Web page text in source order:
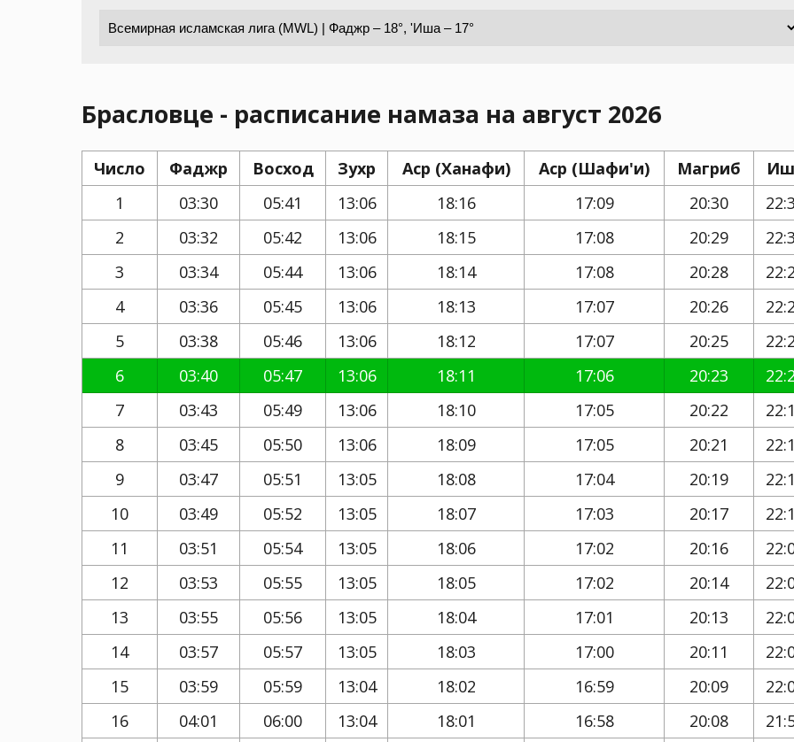
Брасловце - расписание намаза на август 2026
Число Фаджр Восход Зухр Аср (Ханафи) Аср (Шафи'и) Магриб
1
03:30 05:41 13:06 18:16 17:09 20:30
2
03:32 05:42 13:06 18:15 17:08 20:29
3
03:34 05:44 13:06 18:14 17:08 20:28
4
03:36 05:45 13:06 18:13 17:07 20:26
5
03:38 05:46 13:06 18:12 17:07 20:25
6
03:40 05:47 13:06 18:11 17:06 20:23
7
03:43 05:49 13:06 18:10 17:05 20:22
8
03:45 05:50 13:06 18:09 17:05 20:21
9
03:47 05:51 13:05 18:08 17:04 20:19
10
03:49 05:52 13:05 18:07 17:03 20:17
11
03:51 05:54 13:05 18:06 17:02 20:16
12
03:53 05:55 13:05 18:05 17:02 20:14
13
03:55 05:56 13:05 18:04 17:01 20:13
14
03:57 05:57 13:05 18:03 17:00 20:11
15
03:59 05:59 13:04 18:02 16:59 20:09
16
04:01 06:00 13:04 18:01 16:58 20:08